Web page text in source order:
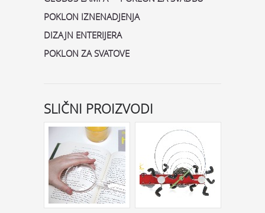
POKLON IZNENADJENJA
DIZAJN ENTERIJERA
POKLON ZA SVATOVE
SLIČNI PROIZVODI